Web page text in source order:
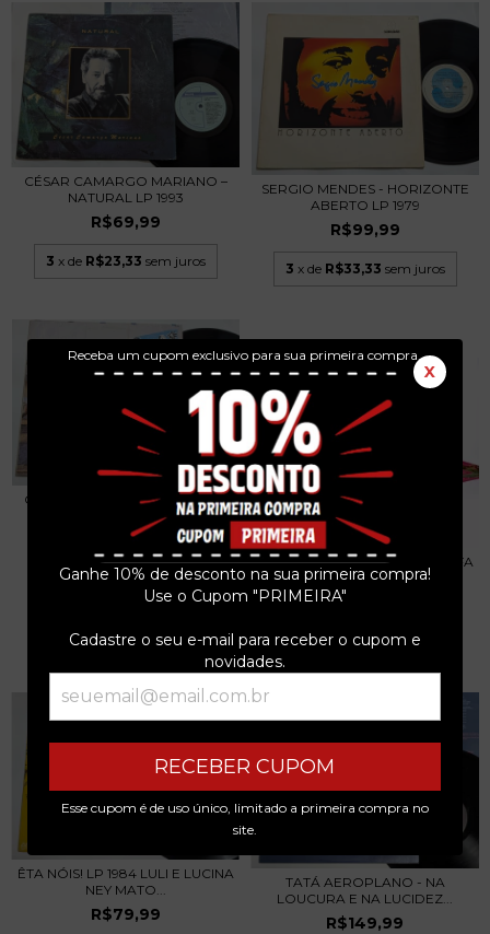
Receba um cupom exclusivo para sua primeira compra.
X
Ganhe 10% de desconto na sua primeira compra!
Use o Cupom "PRIMEIRA"
Cadastre o seu e-mail para receber o cupom e
novidades.
RECEBER CUPOM
Esse cupom é de uso único, limitado a primeira compra no
site.
CÉSAR CAMARGO MARIANO –
NATURAL LP 1993
R$69,99
3 x de R$23,33 sem juros
SERGIO MENDES - HORIZONTE
ABERTO LP 1979
R$99,99
3 x de R$33,33 sem juros
OBINA SHOK – SALLEÉ LP 1988
R$129,99
R$43,33 sem juros
LETRUX COMO MULHER GIRAFA
LP + REVISTA 2...
R$249,99
3 x deR$83,33 sem juros
ÊTA NÓIS! LP 1984 LULI E LUCINA
NEY MATO...
R$79,99
TATÁ AEROPLANO - NA
LOUCURA E NA LUCIDEZ...
R$149,99